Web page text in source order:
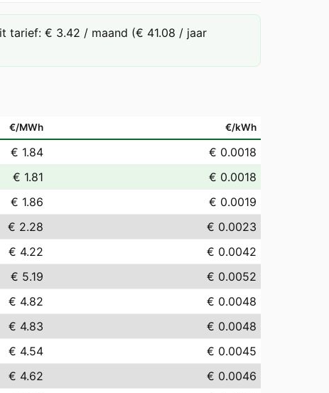
tarief: € 3.42 / maand (€ 41.08 / jaar
€/MWh €/kWh
€ 1.84
€ 0.0018
€ 1.81
€ 0.0018
€ 1.86
€ 0.0019
€ 2.28
€ 0.0023
€ 4.22
€ 0.0042
€ 5.19
€ 0.0052
€ 4.82
€ 0.0048
€ 4.83
€ 0.0048
€ 4.54
€ 0.0045
€ 4.62
€ 0.0046